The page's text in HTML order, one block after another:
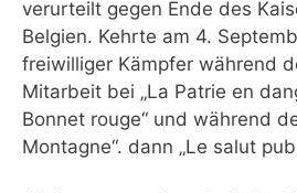
verurteilt gegen Ende des
Belgien. Kehrte am 4.
freiwilliger Kämpfer während
Mitarbeit bei „La Patrie en
Bonnet rouge“ und während
Montagne“. dann „Le salut